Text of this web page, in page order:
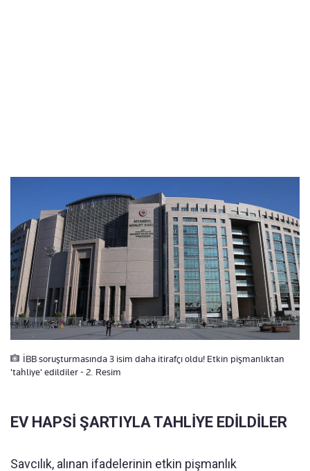
İBB soruşturmasında 3 isim daha itirafçı oldu! Etkin pişmanlıktan
'tahliye' edildiler - 2. Resim
EV HAPSİ ŞARTIYLA TAHLİYE EDİLDİLER
Savcılık, alınan ifadelerinin etkin pişmanlık